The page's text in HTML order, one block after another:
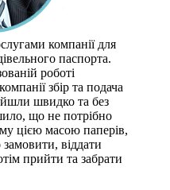
компанії для
паспорта.
роботі
збір та подача
швидко та без
що не потрібно
цією масою паперів,
віддати
прийти та забрати